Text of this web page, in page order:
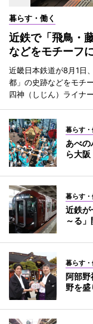
暮らす・働く
近鉄で「飛鳥・
などをモチーフ
近畿日本鉄道が8月1日
都」の史跡などをモチ
四神（しじん）ライナ
暮らす・
あべ
ら大
暮らす・
近鉄が
～る
暮らす・
阿部
野を盛